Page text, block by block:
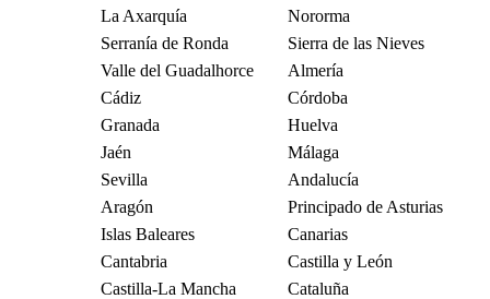
La Axarquía
Nororma
Serranía de Ronda
Sierra de las Nieves
Valle del Guadalhorce
Almería
Cádiz
Córdoba
Granada
Huelva
Jaén
Málaga
Sevilla
Andalucía
Aragón
Principado de Asturias
Islas Baleares
Canarias
Cantabria
Castilla y León
Castilla-La Mancha
Cataluña